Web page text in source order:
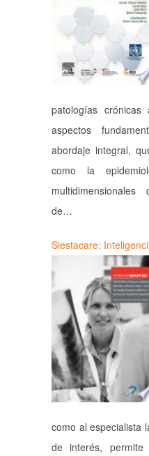
patologías
aspectos
abordaje integral,
como la
de…
Siestacare:
como al especialista
de interés, permite